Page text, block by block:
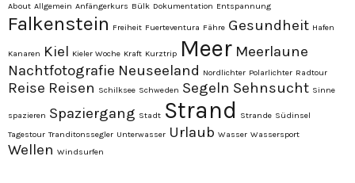
About Allgemein Anfängerkurs Bülk Dokumentation Entspannung
Falkenstein Freiheit Fuerteventura Fähre Gesundheit Hafen
Kanaren Kiel Kieler Woche Kraft Kurztrip Meer Meerlaune
Nachtfotografie Neuseeland Nordlichter Polarlichter Radtour
Reise Reisen Schilksee Schweden Segeln Sehnsucht Sinne
spazieren Spaziergang Stadt Strand Strande Südinsel
Tagestour Tranditonssegler Unterwasser Urlaub Wasser Wassersport
Wellen Windsurfen